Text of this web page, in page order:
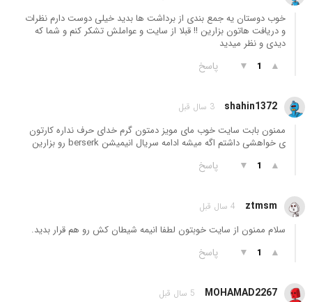
خوب دوستان یه جمع بندی از برداشت ها بدید خیلی دوست دارم نظرات
و دریافت هاتون بزارین !! قبلا از سایت و عواملش تشکر کنم و شما که
دیدی و نظر میدید
▲
1
▼ پاسخ
shahin1372 3 سال قبل
ممنون بابت سایت خوب مای مویز دمتون گرم خدای حرف نداره کارتون
ی خواهشی داشتم اگه میشه ادامه سریال انیمیشن berserk رو بزارین
▲
1
▼ پاسخ
ztmsm 4 سال قبل
سلام ممنون از سايت خوبتون لطفا انيمه شيطان كش رو هم قرار بديد.
▲
1
▼ پاسخ
MOHAMAD2267 5 سال قبل